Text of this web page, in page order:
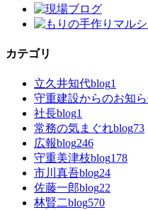
カテゴリ
立久井知代blog1
守重建設からのお知
社長blog1
常務の気まぐれblog73
広報blog246
守重美津枝blog178
市川真吾blog24
佐藤一郎blog22
林賢二blog570